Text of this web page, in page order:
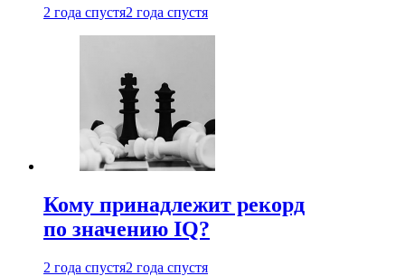
2 года спустя2 года спустя
Кому принадлежит рекорд
по значению IQ?
2 года спустя2 года спустя